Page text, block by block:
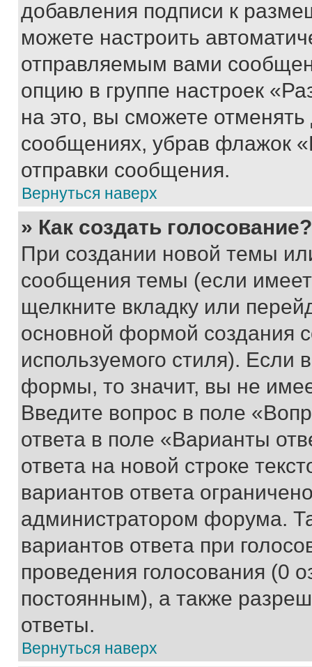
добавления подписи к
можете настроить
отправляемым вами
опцию в группе настроек
на это, вы сможете
сообщениях, убрав флажок
отправки сообщения.
Вернуться наверх
» Как создать голосование?
При создании новой темы
сообщения темы (если
щелкните вкладку или
основной формой создания
используемого стиля). Если
формы, то значит, вы не
Введите вопрос в поле
ответа в поле «Варианты
ответа на новой строке
вариантов ответа
администратором форума.
вариантов ответа при
проведения голосования (0
постоянным), а также
ответы.
Вернуться наверх